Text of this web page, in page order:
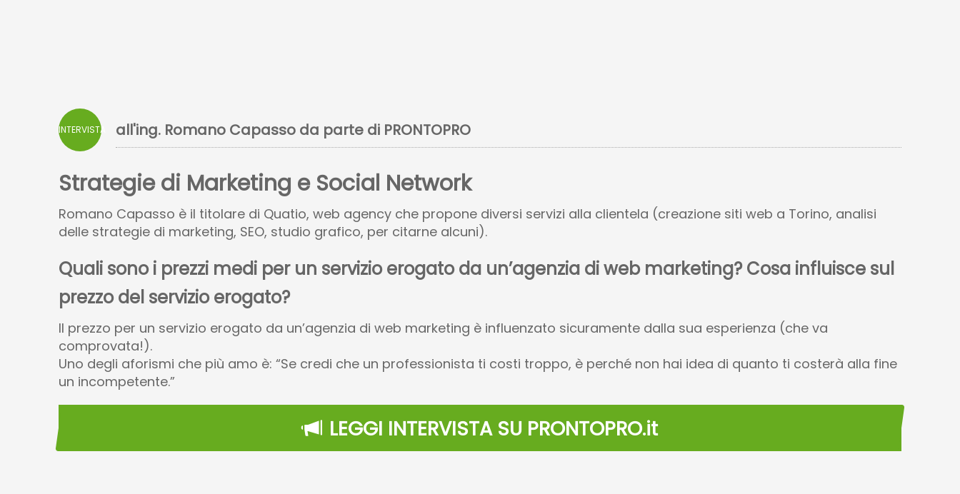
INTERVISTA all'ing. Romano Capasso da parte di PRONTOPRO
Strategie di Marketing e Social Network
Romano Capasso è il titolare di Quatio, web agency che propone diversi servizi alla clientela (creazione siti web a Torino, analisi
delle strategie di marketing, SEO, studio grafico, per citarne alcuni).
Quali sono i prezzi medi per un servizio erogato da un’agenzia di web marketing? Cosa influisce sul
prezzo del servizio erogato?
Il prezzo per un servizio erogato da un’agenzia di web marketing è influenzato sicuramente dalla sua esperienza (che va
comprovata!).
Uno degli aforismi che più amo è: “Se credi che un professionista ti costi troppo, è perché non hai idea di quanto ti costerà alla fine
un incompetente.”
LEGGI INTERVISTA SU PRONTOPRO.it